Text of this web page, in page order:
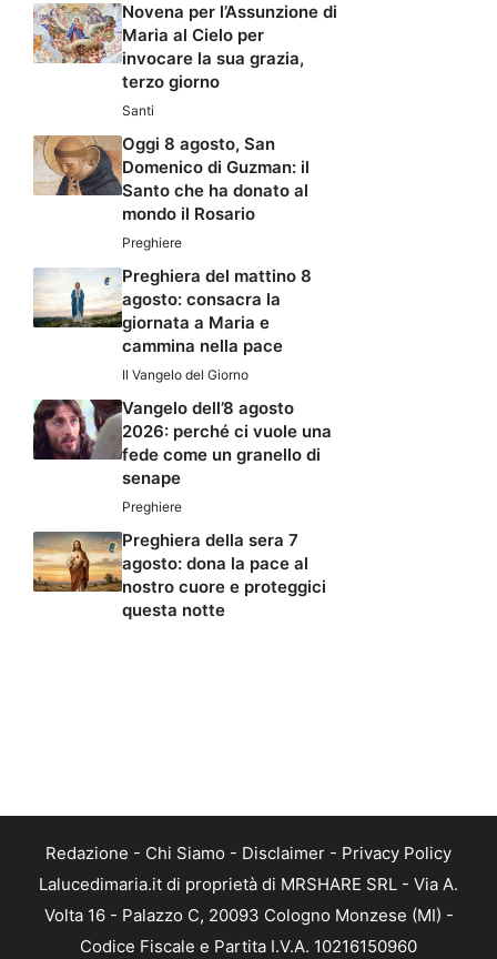
Novena per l’Assunzione di
Maria al Cielo per
invocare la sua grazia,
terzo giorno
Santi
Oggi 8 agosto, San
Domenico di Guzman: il
Santo che ha donato al
mondo il Rosario
Preghiere
Preghiera del mattino 8
agosto: consacra la
giornata a Maria e
cammina nella pace
Il Vangelo del Giorno
Vangelo dell’8 agosto
2026: perché ci vuole una
fede come un granello di
senape
Preghiere
Preghiera della sera 7
agosto: dona la pace al
nostro cuore e proteggici
questa notte
Redazione - Chi Siamo - Disclaimer - Privacy Policy
Lalucedimaria.it di proprietà di MRSHARE SRL - Via A.
Volta 16 - Palazzo C, 20093 Cologno Monzese (MI) -
Codice Fiscale e Partita I.V.A. 10216150960